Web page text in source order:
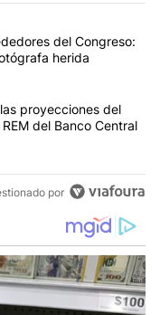
comentarios en los
violencia sigue en los
del Congreso:
herida
y dólar: cuáles
proyecciones del
del Banco Central
por